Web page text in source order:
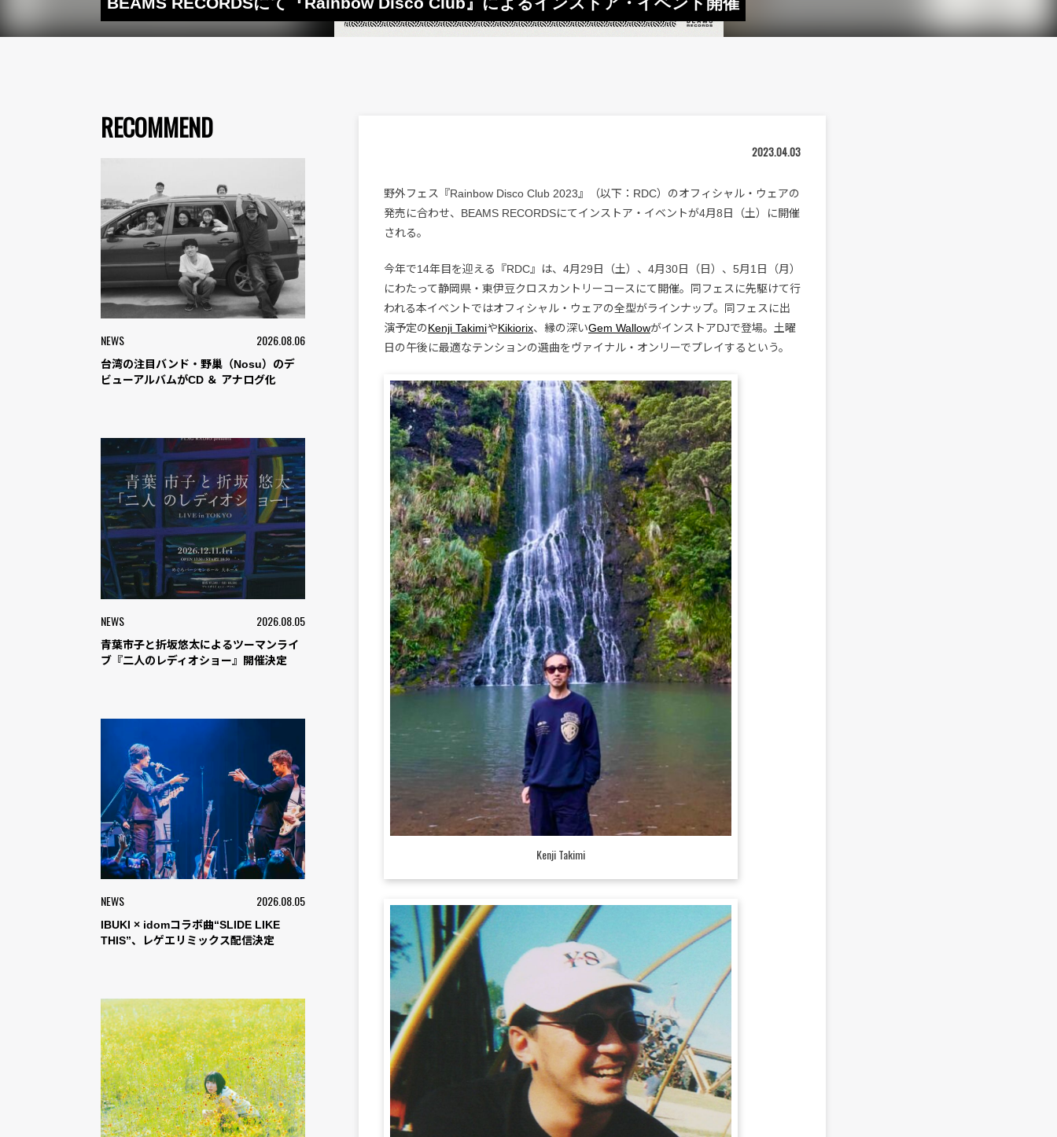
RECOMMEND
NEWS 2026.08.06
台湾の注目バンド・野巢（Nosu）のデ
ビューアルバムがCD ＆ アナログ化
NEWS 2026.08.05
青葉市子と折坂悠太によるツーマンライ
ブ『二人のレディオショー』開催決定
NEWS 2026.08.05
IBUKI × idomコラボ曲“SLIDE LIKE
THIS”、レゲエリミックス配信決定
2023.04.03
野外フェス『Rainbow Disco Club 2023』（以下：RDC）のオフィシャル・ウェアの
発売に合わせ、BEAMS RECORDSにてインストア・イベントが4月8日（土）に開催
される。
今年で14年目を迎える『RDC』は、4月29日（土）、4月30日（日）、5月1日（月）
にわたって静岡県・東伊豆クロスカントリーコースにて開催。同フェスに先駆けて行
われる本イベントではオフィシャル・ウェアの全型がラインナップ。同フェスに出
演予定のKenji TakimiやKikiorix、縁の深いGem WallowがインストアDJで登場。土曜
日の午後に最適なテンションの選曲をヴァイナル・オンリーでプレイするという。
Kenji Takimi